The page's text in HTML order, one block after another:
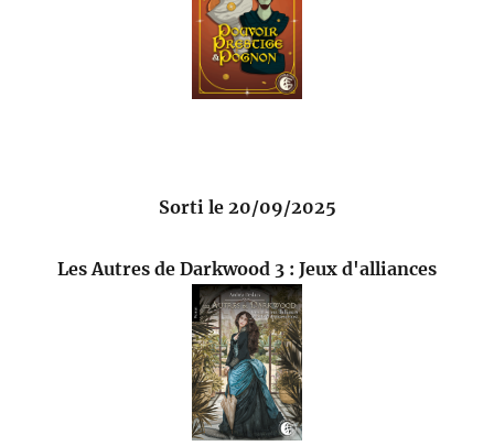
Sorti le 20/09/2025
Les Autres de Darkwood 3 : Jeux d'alliances